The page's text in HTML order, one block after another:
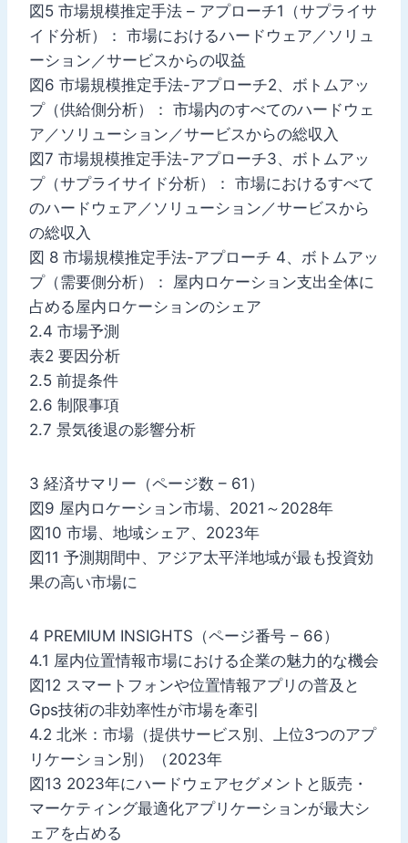
図5 市場規模推定手法 – アプローチ1（サプライサ
イド分析）： 市場におけるハードウェア／ソリュ
ーション／サービスからの収益
図6 市場規模推定手法-アプローチ2、ボトムアッ
プ（供給側分析）： 市場内のすべてのハードウェ
ア／ソリューション／サービスからの総収入
図7 市場規模推定手法-アプローチ3、ボトムアッ
プ（サプライサイド分析）： 市場におけるすべて
のハードウェア／ソリューション／サービスから
の総収入
図 8 市場規模推定手法-アプローチ 4、ボトムアッ
プ（需要側分析）： 屋内ロケーション支出全体に
占める屋内ロケーションのシェア
2.4 市場予測
表2 要因分析
2.5 前提条件
2.6 制限事項
2.7 景気後退の影響分析
3 経済サマリー（ページ数 – 61）
図9 屋内ロケーション市場、2021～2028年
図10 市場、地域シェア、2023年
図11 予測期間中、アジア太平洋地域が最も投資効
果の高い市場に
4 PREMIUM INSIGHTS（ページ番号 – 66）
4.1 屋内位置情報市場における企業の魅力的な機会
図12 スマートフォンや位置情報アプリの普及と
Gps技術の非効率性が市場を牽引
4.2 北米：市場（提供サービス別、上位3つのアプ
リケーション別）（2023年
図13 2023年にハードウェアセグメントと販売・
マーケティング最適化アプリケーションが最大シ
ェアを占める